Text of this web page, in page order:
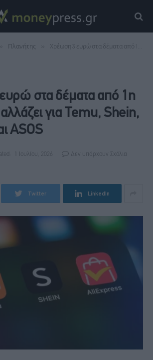
Πλανήτης Χρέωση 3 ευρώ στα δέματα από 1η Ιουλίου: Τι αλλάζει για Temu, Shein, Amazon και ASOS
στα δέματα από 1η
αλλάζει για Temu, Shein,
ASOS
1 Ιουλίου, 2026 Δεν υπάρχουν Σχόλια
Twitter LinkedIn